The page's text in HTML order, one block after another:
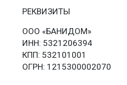
РЕКВИЗИТЫ
ООО «БАНИДОМ»
ИНН: 5321206394
КПП: 532101001
ОГРН: 1215300002070